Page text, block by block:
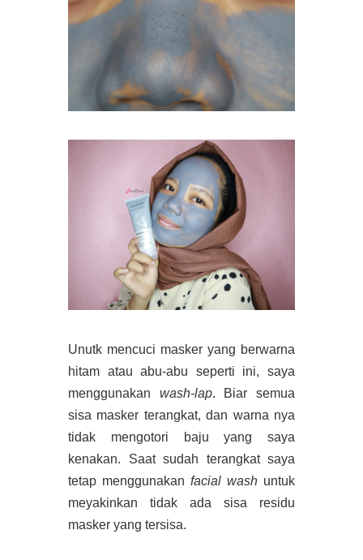
Unutk mencuci masker yang berwarna
hitam atau abu-abu seperti ini, saya
menggunakan wash-lap. Biar semua
sisa masker terangkat, dan warna nya
tidak mengotori baju yang saya
kenakan. Saat sudah terangkat saya
tetap menggunakan facial wash untuk
meyakinkan tidak ada sisa residu
masker yang tersisa.